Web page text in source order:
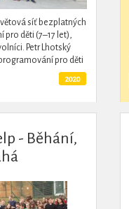
síť bezplatných
pro děti (7–17 let),
Petr Lhotský
pro děti
dvě skupinky
2020
- Běhání,